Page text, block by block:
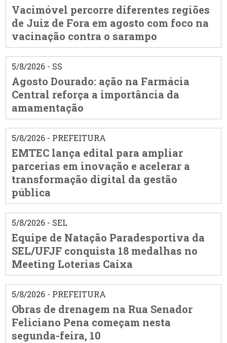
Vacimóvel percorre diferentes regiões
de Juiz de Fora em agosto com foco na
vacinação contra o sarampo
5/8/2026 - SS
Agosto Dourado: ação na Farmácia
Central reforça a importância da
amamentação
5/8/2026 - PREFEITURA
EMTEC lança edital para ampliar
parcerias em inovação e acelerar a
transformação digital da gestão
pública
5/8/2026 - SEL
Equipe de Natação Paradesportiva da
SEL/UFJF conquista 18 medalhas no
Meeting Loterias Caixa
5/8/2026 - PREFEITURA
Obras de drenagem na Rua Senador
Feliciano Pena começam nesta
segunda-feira, 10